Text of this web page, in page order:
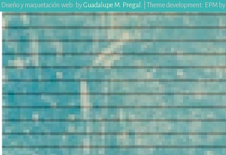
Diseño y maquetación web: byGuadalupe M. Pregal . Theme development: EPM by